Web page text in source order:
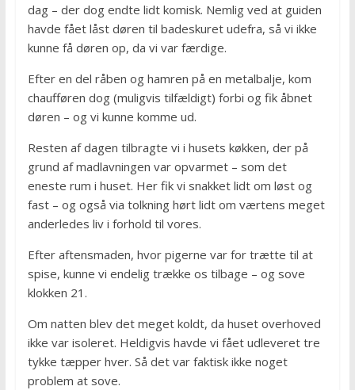
dag – der dog endte lidt komisk. Nemlig ved at guiden
havde fået låst døren til badeskuret udefra, så vi ikke
kunne få døren op, da vi var færdige.
Efter en del råben og hamren på en metalbalje, kom
chaufføren dog (muligvis tilfældigt) forbi og fik åbnet
døren – og vi kunne komme ud.
Resten af dagen tilbragte vi i husets køkken, der på
grund af madlavningen var opvarmet – som det
eneste rum i huset. Her fik vi snakket lidt om løst og
fast – og også via tolkning hørt lidt om værtens meget
anderledes liv i forhold til vores.
Efter aftensmaden, hvor pigerne var for trætte til at
spise, kunne vi endelig trække os tilbage – og sove
klokken 21.
Om natten blev det meget koldt, da huset overhoved
ikke var isoleret. Heldigvis havde vi fået udleveret tre
tykke tæpper hver. Så det var faktisk ikke noget
problem at sove.